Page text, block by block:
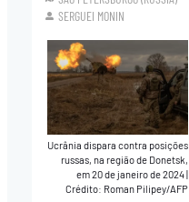
SERGUEI MONIN
Ucrânia dispara contra posições
russas, na região de Donetsk,
em 20 de janeiro de 2024|
Crédito: Roman Pilipey/AFP